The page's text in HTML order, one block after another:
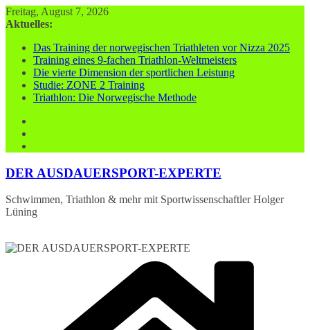
Zum
Inhalt
Freitag, August 7, 2026
Aktuelles:
Das Training der norwegischen Triathleten vor Nizza 2025
Training eines 9-fachen Triathlon-Weltmeisters
Die vierte Dimension der sportlichen Leistung
Studie: ZONE 2 Training
Triathlon: Die Norwegische Methode
DER AUSDAUERSPORT-EXPERTE
Schwimmen, Triathlon & mehr mit Sportwissenschaftler Holger
Lüning